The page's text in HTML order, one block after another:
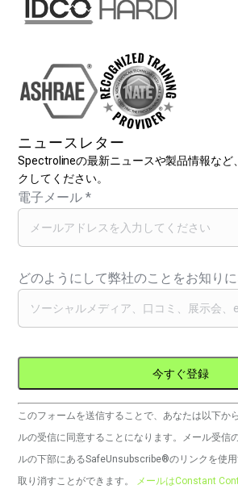
ニュースレター
Spectrolineの最新ニュースや製品情報など
クしてください。
電子メール*
どのようにして弊社のことをお知り
コ
ン
ス
タ
このフォームを送信することで、あなたは以下か
ルの受信に同意することになります。メール受信
ルの下部にあるSafeUnsubscribe®のリンクを使
取り消すことができます。
メールはConstant